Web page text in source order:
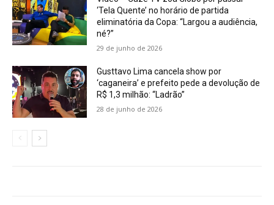
‘Tela Quente’ no horário de partida
eliminatória da Copa: “Largou a audiência,
né?”
29 de junho de 2026
Gusttavo Lima cancela show por
‘caganeira’ e prefeito pede a devolução de
R$ 1,3 milhão: “Ladrão”
28 de junho de 2026